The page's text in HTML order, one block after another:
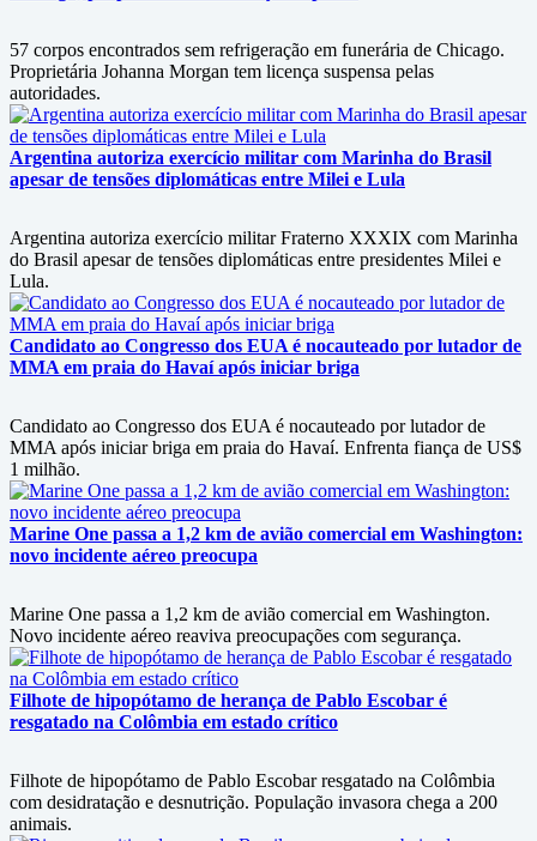
57 corpos encontrados sem refrigeração em funerária de Chicago.
Proprietária Johanna Morgan tem licença suspensa pelas
autoridades.
Argentina autoriza exercício militar com Marinha do Brasil
apesar de tensões diplomáticas entre Milei e Lula
Argentina autoriza exercício militar Fraterno XXXIX com Marinha
do Brasil apesar de tensões diplomáticas entre presidentes Milei e
Lula.
Candidato ao Congresso dos EUA é nocauteado por lutador de
MMA em praia do Havaí após iniciar briga
Candidato ao Congresso dos EUA é nocauteado por lutador de
MMA após iniciar briga em praia do Havaí. Enfrenta fiança de US$
1 milhão.
Marine One passa a 1,2 km de avião comercial em Washington:
novo incidente aéreo preocupa
Marine One passa a 1,2 km de avião comercial em Washington.
Novo incidente aéreo reaviva preocupações com segurança.
Filhote de hipopótamo de herança de Pablo Escobar é
resgatado na Colômbia em estado crítico
Filhote de hipopótamo de Pablo Escobar resgatado na Colômbia
com desidratação e desnutrição. População invasora chega a 200
animais.